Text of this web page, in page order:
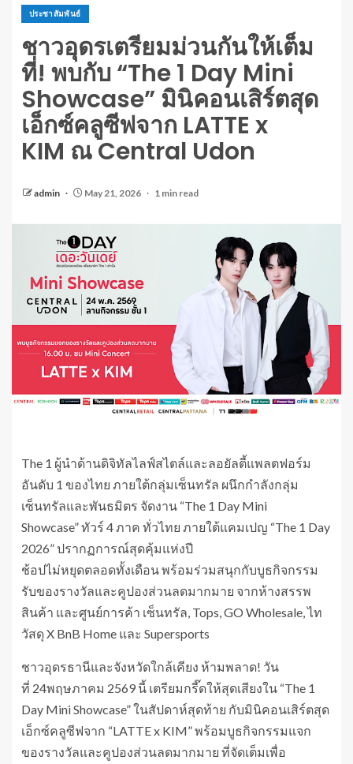
ประชาสัมพันธ์
ชาวอุดรเตรียมม่วนกันให้เต็ม
ที่! พบกับ “The 1 Day Mini
Showcase” มินิคอนเสิร์ตสุด
เอ็กซ์คลูซีฟจาก LATTE x
KIM ณ Central Udon
admin May 21, 2026 1 min read
The 1 ผู้นำด้านดิจิทัลไลฟ์สไตล์และลอยัลตี้แพลตฟอร์ม
อันดับ 1 ของไทย ภายใต้กลุ่มเซ็นทรัล ผนึกกำลังกลุ่ม
เซ็นทรัลและพันธมิตร จัดงาน “The 1 Day Mini
Showcase” ทัวร์ 4 ภาค ทั่วไทย ภายใต้แคมเปญ “The 1 Day
2026” ปรากฏการณ์สุดคุ้มแห่งปี
ช้อปไม่หยุดตลอดทั้งเดือน พร้อมร่วมสนุกกับบูธกิจกรรม
รับของรางวัลและคูปองส่วนลดมากมาย จากห้างสรรพ
สินค้า และศูนย์การค้า เซ็นทรัล, Tops, GO Wholesale, ไท
วัสดุ X BnB Home และ Supersports
ชาวอุดรธานีและจังหวัดใกล้เคียง ห้ามพลาด! วัน
ที่ 24พฤษภาคม 2569 นี้ เตรียมกรี๊ดให้สุดเสียงใน “The 1
Day Mini Showcase” ในสัปดาห์สุดท้าย กับมินิคอนเสิร์ตสุด
เอ็กซ์คลูซีฟจาก “LATTE x KIM” พร้อมบูธกิจกรรมแจก
ของรางวัลและคูปองส่วนลดมากมาย ที่จัดเต็มเพื่อ